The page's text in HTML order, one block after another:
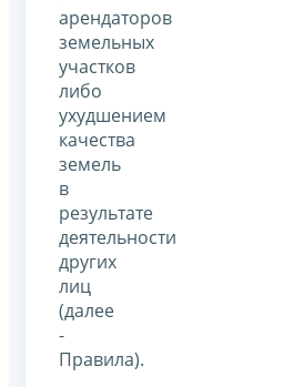
арендаторов
земельных
участков
либо
ухудшением
качества
земель
в
результате
деятельности
других
лиц
(далее
-
Правила).